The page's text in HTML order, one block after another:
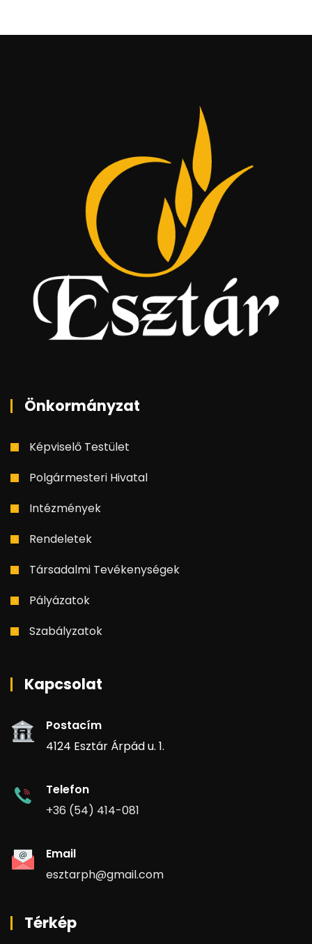
Önkormányzat
Képviselő Testület
Polgármesteri Hivatal
Intézmények
Rendeletek
Társadalmi Tevékenységek
Pályázatok
Szabályzatok
Kapcsolat
Postacím
4124 Esztár Árpád u. 1.
Telefon
+36 (54) 414-081
Email
esztarph@gmail.com
Térkép